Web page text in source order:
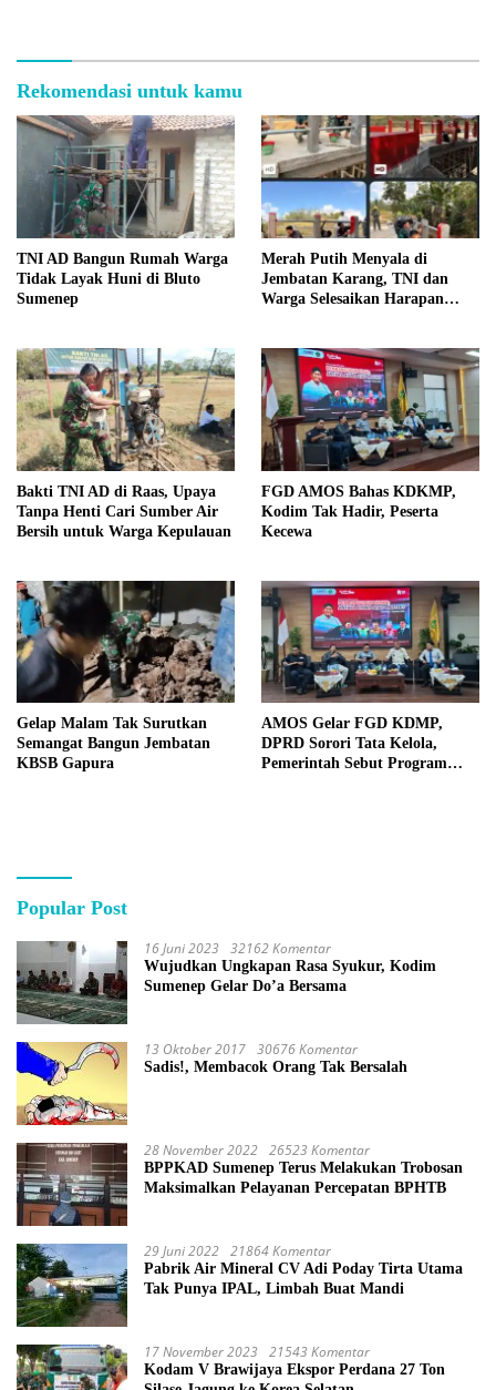
Rekomendasi untuk kamu
TNI AD Bangun Rumah Warga
Tidak Layak Huni di Bluto
Sumenep
Merah Putih Menyala di
Jembatan Karang, TNI dan
Warga Selesaikan Harapan
Bakti TNI AD di Raas, Upaya
Tanpa Henti Cari Sumber Air
Bersih untuk Warga Kepulauan
FGD AMOS Bahas KDKMP,
Kodim Tak Hadir, Peserta
Kecewa
Gelap Malam Tak Surutkan
Semangat Bangun Jembatan
KBSB Gapura
AMOS Gelar FGD KDMP,
DPRD Sorori Tata Kelola,
Pemerintah Sebut Program
Popular Post
16 Juni 2023 32162 Komentar
Wujudkan Ungkapan Rasa Syukur, Kodim
Sumenep Gelar Do’a Bersama
13 Oktober 2017 30676 Komentar
Sadis!, Membacok Orang Tak Bersalah
28 November 2022 26523 Komentar
BPPKAD Sumenep Terus Melakukan Trobosan
Maksimalkan Pelayanan Percepatan BPHTB
29 Juni 2022 21864 Komentar
Pabrik Air Mineral CV Adi Poday Tirta Utama
Tak Punya IPAL, Limbah Buat Mandi
17 November 2023 21543 Komentar
Kodam V Brawijaya Ekspor Perdana 27 Ton